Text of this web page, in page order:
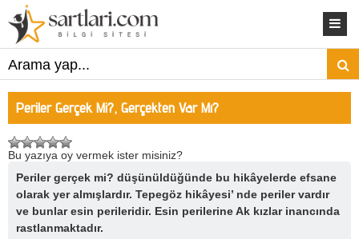
Periler Gerçek Mi?, Gerçekten Var Mı?
Bu yazıya oy vermek ister misiniz?
Periler gerçek mi? düşünüldüğünde bu hikâyelerde efsane
olarak yer almışlardır. Tepegöz hikâyesi’ nde periler vardır
ve bunlar esin perileridir. Esin perilerine Ak kızlar inancında
rastlanmaktadır.